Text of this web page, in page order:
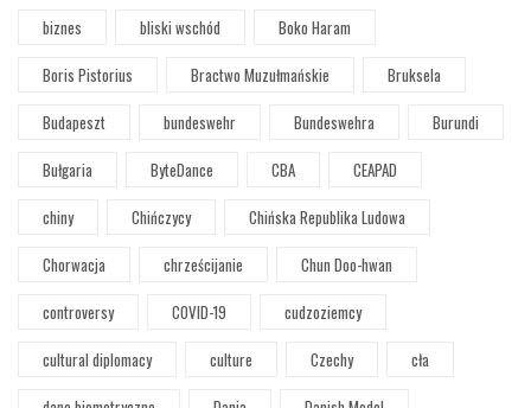
biznes
bliski wschód
Boko Haram
Boris Pistorius
Bractwo Muzułmańskie
Bruksela
Budapeszt
bundeswehr Bundeswehra
Burundi
Bułgaria
ByteDance CBA
CEAPAD
chiny
Chińczycy
Chińska Republika Ludowa
Chorwacja
chrześcijanie
Chun Doo-hwan
controversy
COVID-19
cudzoziemcy
cultural diplomacy
culture Czechy
cła